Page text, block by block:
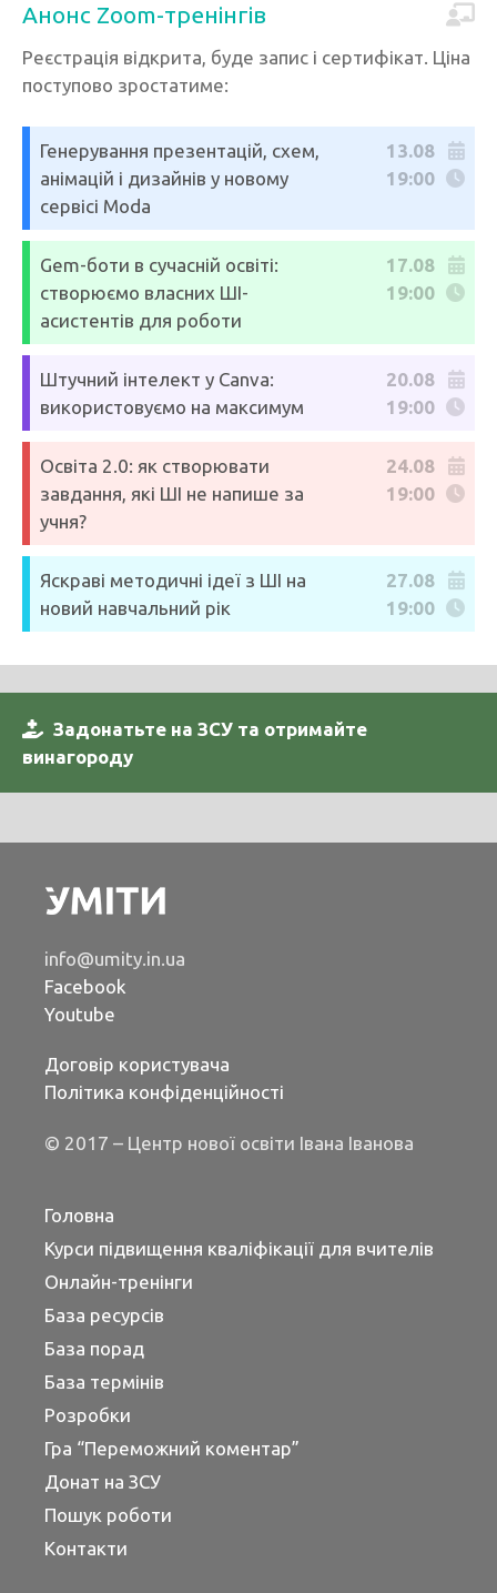
Анонс Zoom-тренінгів
Реєстрація відкрита, буде запис і сертифікат. Ціна
поступово зростатиме:
Генерування презентацій, схем,
анімацій і дизайнів у новому
сервісі Moda
13.08
19:00
Gem-боти в сучасній освіті:
створюємо власних ШІ-
асистентів для роботи
17.08
19:00
Штучний інтелект у Canva:
використовуємо на максимум
20.08
19:00
Освіта 2.0: як створювати
завдання, які ШІ не напише за
учня?
24.08
19:00
Яскраві методичні ідеї з ШІ на
новий навчальний рік
27.08
19:00
Задонатьте на ЗСУ та отримайте
винагороду
info@umity.in.ua
Facebook
Youtube
Договір користувача
Політика конфіденційності
© 2017 – Центр нової освіти Івана Іванова
Головна
Курси підвищення кваліфікації для вчителів
Онлайн-тренінги
База ресурсів
База порад
База термінів
Розробки
Гра “Переможний коментар”
Донат на ЗСУ
Пошук роботи
Контакти